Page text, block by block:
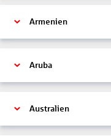
Armenien
Aruba
Australien